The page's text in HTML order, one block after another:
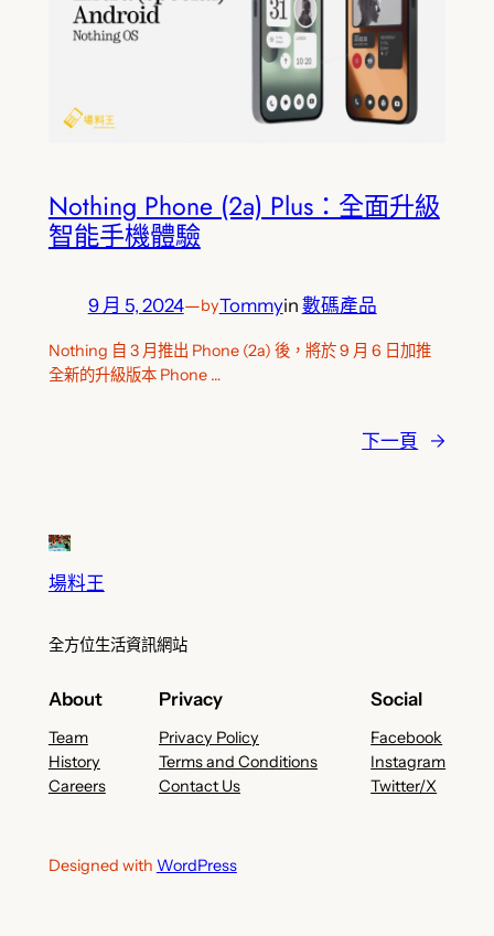
Nothing Phone (2a) Plus：全面升級
智能手機體驗
9 月 5, 2024—byTommyin 數碼產品
Nothing 自 3 月推出 Phone (2a) 後，將於 9 月 6 日加推
全新的升級版本 Phone …
下一頁 →
場料王
全方位生活資訊網站
About
Team
History
Careers
Privacy
Privacy Policy
Terms and Conditions
Contact Us
Social
Facebook
Instagram
Twitter/X
Designed with WordPress